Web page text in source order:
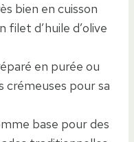
bien en cuisson
filet d’huile d’olive
en purée ou
crémeuses pour sa
base pour des